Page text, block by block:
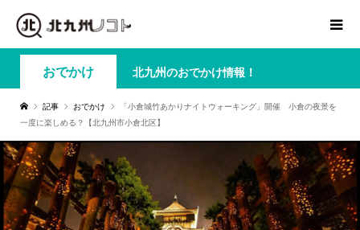
おでかけ 北九州のおでかけ情報！
記事 おでかけ
「小倉城竹あかりナイトウォーキング」開催 小倉の夜景を
一度に楽しめる？【北九州市小倉北区】